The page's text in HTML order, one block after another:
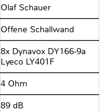
Olaf Schauer
Offene Schallwand
8x Dynavox DY166-9a
Lyeco LY401F
4 Ohm
89 dB